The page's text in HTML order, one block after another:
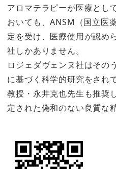
アロマテラピーが医療とし
おいても、ANSM（国立医
定を受け、医療使用が認め
社しかありません。
ロジェダヴェンヌ社はその
に基づく科学的研究をされ
教授・永井克也先生も推奨
定された偽和のない良質な